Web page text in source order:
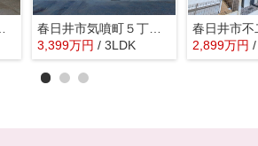
新築戸建て
春日井市気噴町５丁目1-7『仲介料無料』新築戸建て
3,399万円 / 3LDK 2,899万円